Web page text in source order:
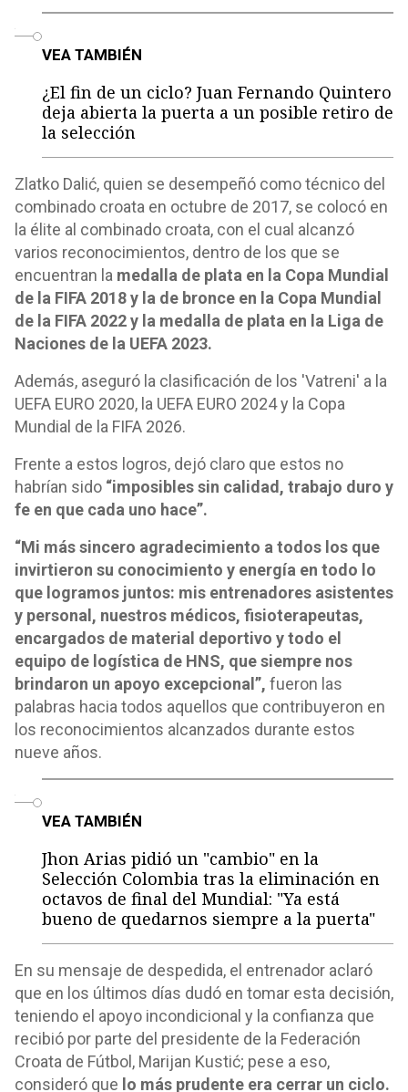
VEA TAMBIÉN
¿El fin de un ciclo? Juan Fernando Quintero
deja abierta la puerta a un posible retiro de
la selección
Zlatko Dalić, quien se desempeñó como técnico del
combinado croata en octubre de 2017, se colocó en
la élite al combinado croata, con el cual alcanzó
varios reconocimientos, dentro de los que se
encuentran la medalla de plata en la Copa Mundial
de la FIFA 2018 y la de bronce en la Copa Mundial
de la FIFA 2022 y la medalla de plata en la Liga de
Naciones de la UEFA 2023.
Además, aseguró la clasificación de los 'Vatreni' a la
UEFA EURO 2020, la UEFA EURO 2024 y la Copa
Mundial de la FIFA 2026.
Frente a estos logros, dejó claro que estos no
habrían sido “imposibles sin calidad, trabajo duro y
fe en que cada uno hace”.
“Mi más sincero agradecimiento a todos los que
invirtieron su conocimiento y energía en todo lo
que logramos juntos: mis entrenadores asistentes
y personal, nuestros médicos, fisioterapeutas,
encargados de material deportivo y todo el
equipo de logística de HNS, que siempre nos
brindaron un apoyo excepcional”, fueron las
palabras hacia todos aquellos que contribuyeron en
los reconocimientos alcanzados durante estos
nueve años.
VEA TAMBIÉN
Jhon Arias pidió un "cambio" en la
Selección Colombia tras la eliminación en
octavos de final del Mundial: "Ya está
bueno de quedarnos siempre a la puerta"
En su mensaje de despedida, el entrenador aclaró
que en los últimos días dudó en tomar esta decisión,
teniendo el apoyo incondicional y la confianza que
recibió por parte del presidente de la Federación
Croata de Fútbol, ​​Marijan Kustić; pese a eso,
consideró que lo más prudente era cerrar un ciclo.